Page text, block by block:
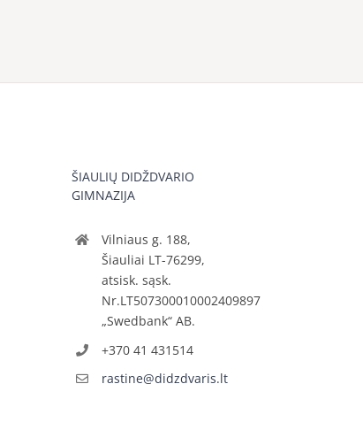
ŠIAULIŲ DIDŽDVARIO
GIMNAZIJA
Vilniaus g. 188,
Šiauliai LT-76299,
atsisk. sąsk.
Nr.LT507300010002409897
„Swedbank“ AB.
+370 41 431514
rastine@didzdvaris.lt